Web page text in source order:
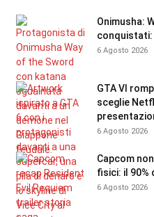
Onimusha:
6 Agosto 2026
GTA VI
sceglie
6 Agosto 2026
Capcom
fisici: il 90%
6 Agosto 2026